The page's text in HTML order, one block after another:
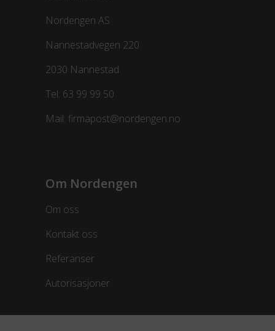
Nordengen AS
Nannestadvegen 220
2030 Nannestad
Tel: 63 99 99 50
Mail: firmapost@nordengen.no
Om Nordengen
Om oss
Kontakt oss
Referanser
Autorisasjoner